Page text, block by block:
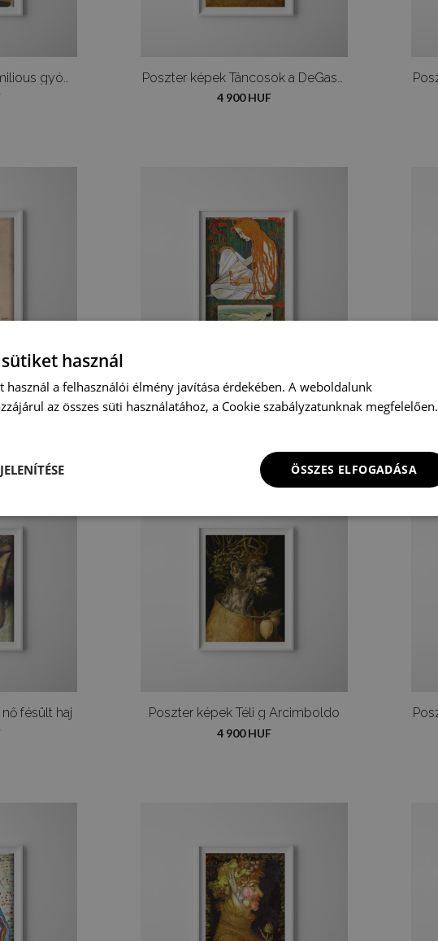
4 900 HUF
Poszter képek Edgar Degas a Bather sorozat Poszter képek Álom ferdynand hodler
4 900 HUF
fésült haj Poszter képek Téli g Arcimboldo
4 900 HUF
használ
használ a felhasználói élmény javítása érdekében. A weboldalunk
az összes süti használatához, a Cookie szabályzatunknak megfelelően.
ÖSSZES ELFOGADÁSA